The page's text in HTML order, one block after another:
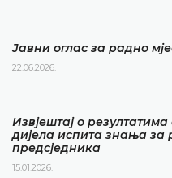
Јавни оглас за радно
22.06.2026.
Извјештај о
дијела испита знања
предсједника
15.01.2026.